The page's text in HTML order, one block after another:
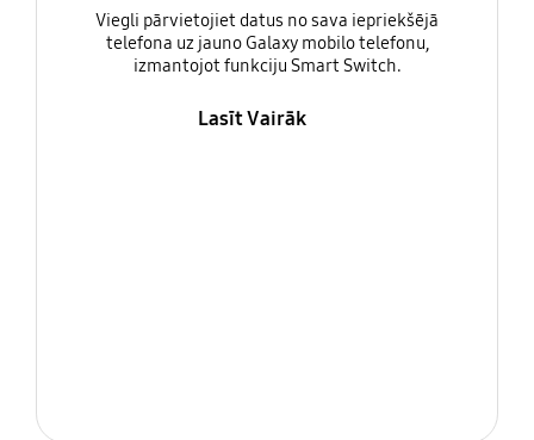
Viegli pārvietojiet datus no sava iepriekšējā
telefona uz jauno Galaxy mobilo telefonu,
izmantojot funkciju Smart Switch.
Lasīt Vairāk